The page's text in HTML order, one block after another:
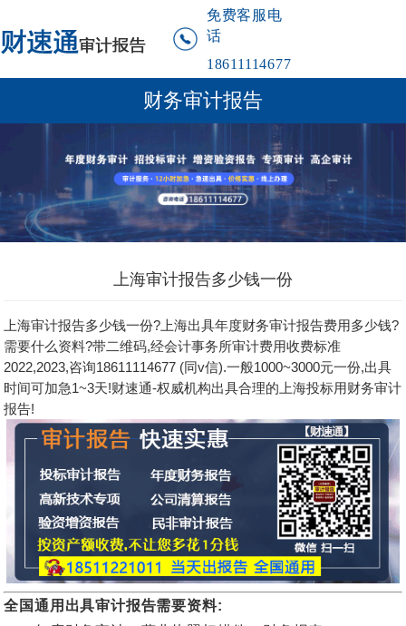
免费客服电
话
18611114677
财务审计报告
上海审计报告多少钱一份
上海审计报告多少钱一份?上海出具年度财务审计报告费用多少钱?
需要什么资料?带二维码,经会计事务所审计费用收费标准
2022,2023,咨询18611114677 (同v信).一般1000~3000元一份,出具
时间可加急1~3天!财速通-权威机构出具合理的上海投标用财务审计
报告!
全国通用出具审计报告需要资料: